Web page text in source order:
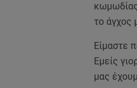
το άγχος
Είμαστε
Εμείς
μας